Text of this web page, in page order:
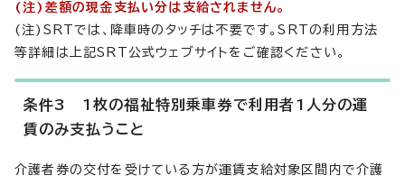
(注)差額の現金支払い分は支給されません。
(注)SRTでは、降車時のタッチは不要です。SRTの利用方法
等詳細は上記SRT公式ウェブサイトをご確認ください。
条件3 1枚の福祉特別乗車券で利用者1人分の運
賃のみ支払うこと
介護者券の交付を受けている方が運賃支給対象区間内で介護